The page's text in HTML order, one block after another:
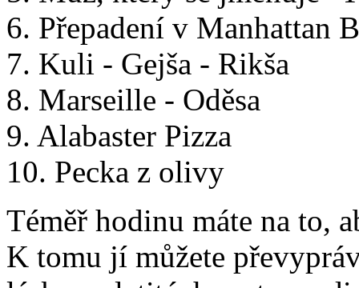
6. Přepadení v Manhattan
7. Kuli - Gejša - Rikša
8. Marseille - Oděsa
9. Alabaster Pizza
10. Pecka z olivy
Téměř hodinu máte na to,
K tomu jí můžete